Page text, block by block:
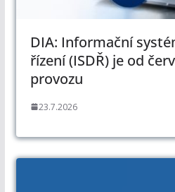
DIA: Informační
řízení (ISDŘ) je od
provozu
23.7.2026